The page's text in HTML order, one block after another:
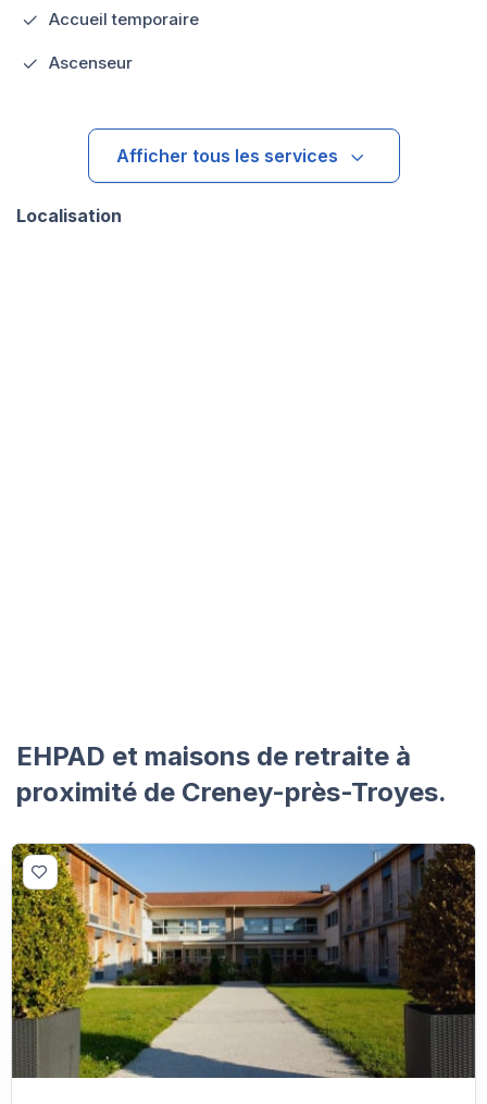
Accueil temporaire
Ascenseur
Afficher tous les services
Localisation
EHPAD et maisons de retraite à
proximité de Creney-près-Troyes.